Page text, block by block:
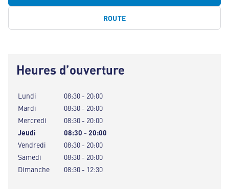
ROUTE
Heures d’ouverture
Lundi
08:30 - 20:00
Mardi
08:30 - 20:00
Mercredi
08:30 - 20:00
Jeudi
08:30 - 20:00
Vendredi
08:30 - 20:00
Samedi
08:30 - 20:00
Dimanche
08:30 - 12:30